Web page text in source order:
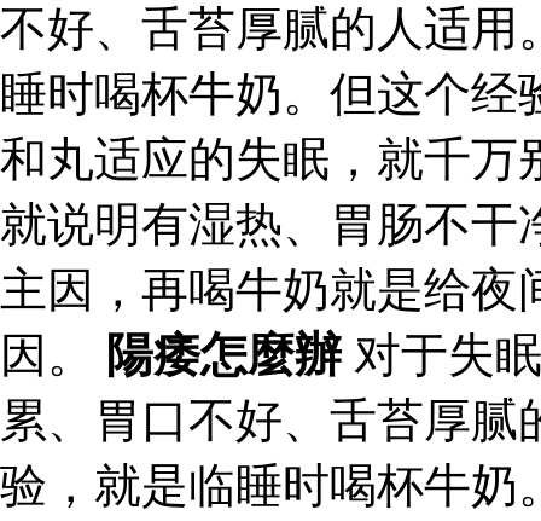
不好、舌苔厚腻的人适用
睡时喝杯牛奶。但这个
和丸适应的失眠，就千万
就说明有湿热、胃肠不干
主因，再喝牛奶就是给
因。
陽痿怎麼辦 对于失
累、胃口不好、舌苔厚
验，就是临睡时喝杯牛奶